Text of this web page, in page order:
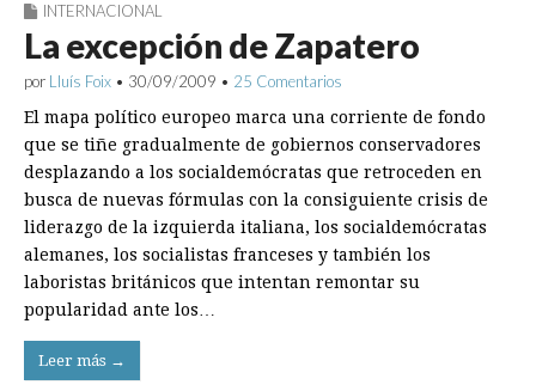
INTERNACIONAL
La excepción de Zapatero
por Lluís Foix • 30/09/2009 • 25 Comentarios
El mapa político europeo marca una corriente de fondo
que se tiñe gradualmente de gobiernos conservadores
desplazando a los socialdemócratas que retroceden en
busca de nuevas fórmulas con la consiguiente crisis de
liderazgo de la izquierda italiana, los socialdemócratas
alemanes, los socialistas franceses y también los
laboristas británicos que intentan remontar su
popularidad ante los…
Leer más →